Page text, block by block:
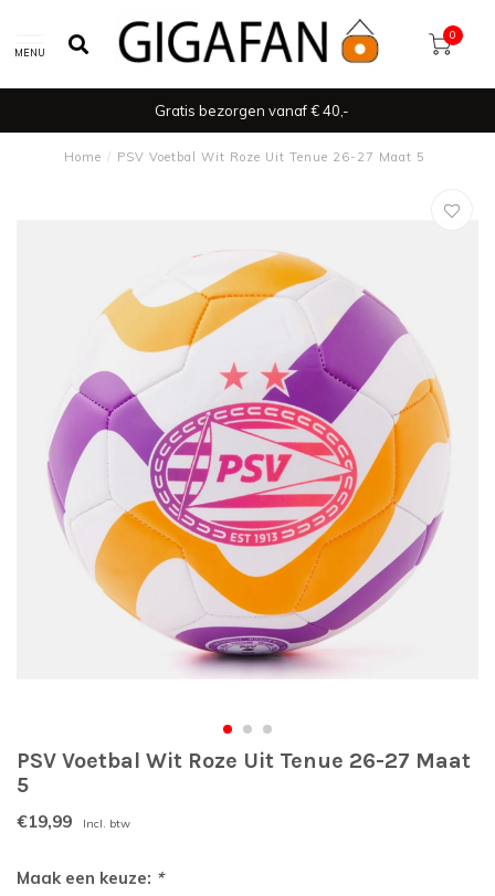
MENU
0
Gratis bezorgen vanaf € 40,-
Home / PSV Voetbal Wit Roze Uit Tenue 26-27 Maat 5
PSV Voetbal Wit Roze Uit Tenue 26-27 Maat
5
€19,99 Incl. btw
Maak een keuze: *